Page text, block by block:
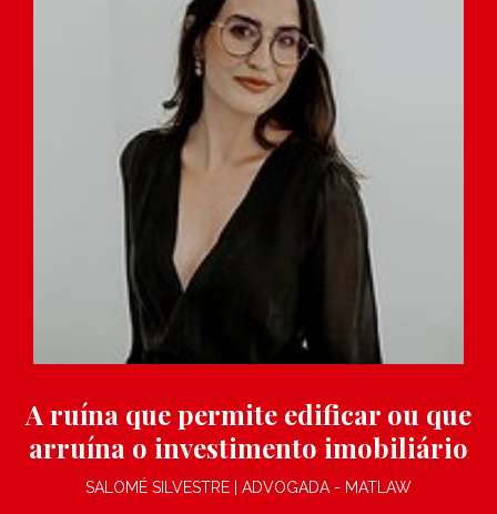
A ruína que permite edificar ou que
arruína o investimento imobiliário
SALOMÉ SILVESTRE | ADVOGADA - MATLAW